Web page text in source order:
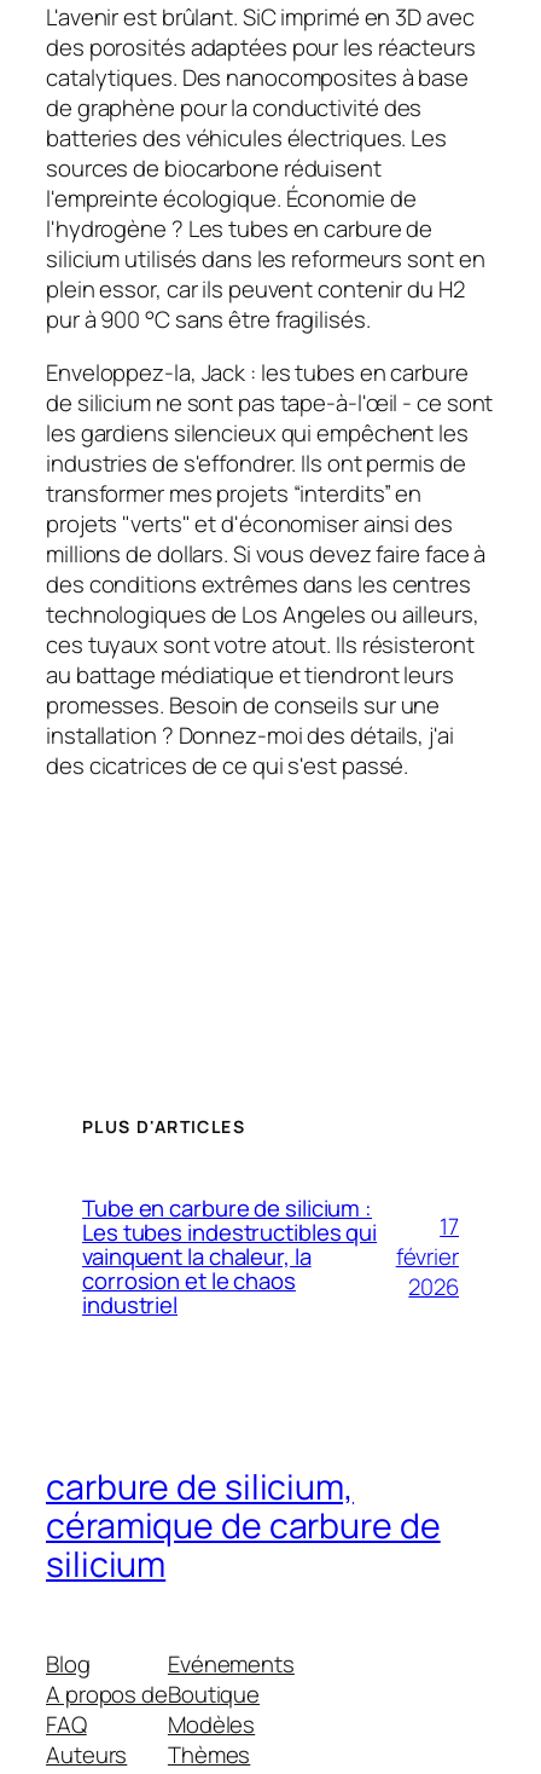
L'avenir est brûlant. SiC imprimé en 3D avec
des porosités adaptées pour les réacteurs
catalytiques. Des nanocomposites à base
de graphène pour la conductivité des
batteries des véhicules électriques. Les
sources de biocarbone réduisent
l'empreinte écologique. Économie de
l'hydrogène ? Les tubes en carbure de
silicium utilisés dans les reformeurs sont en
plein essor, car ils peuvent contenir du H2
pur à 900 °C sans être fragilisés.
Enveloppez-la, Jack : les tubes en carbure
de silicium ne sont pas tape-à-l'œil - ce sont
les gardiens silencieux qui empêchent les
industries de s'effondrer. Ils ont permis de
transformer mes projets “interdits” en
projets "verts" et d'économiser ainsi des
millions de dollars. Si vous devez faire face à
des conditions extrêmes dans les centres
technologiques de Los Angeles ou ailleurs,
ces tuyaux sont votre atout. Ils résisteront
au battage médiatique et tiendront leurs
promesses. Besoin de conseils sur une
installation ? Donnez-moi des détails, j'ai
des cicatrices de ce qui s'est passé.
PLUS D'ARTICLES
Tube en carbure de silicium :
Les tubes indestructibles qui
vainquent la chaleur, la
corrosion et le chaos
industriel
17
février
2026
carbure de silicium,
céramique de carbure de
silicium
Blog
A propos de
FAQ
Auteurs
Evénements
Boutique
Modèles
Thèmes
Armenian
Belarusian
Bosnian
Dutch
Dutch (Belgium)
Hebrew
Hindi
Hungarian